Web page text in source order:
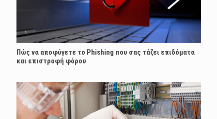
Πώς να αποφύγετε το Phishing που σας τάζει επιδόματα
και επιστροφή φόρου